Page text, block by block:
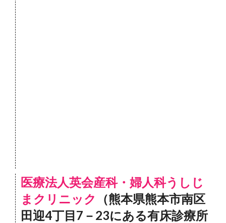
医療法人英会産科・婦人科うしじ
まクリニック
（熊本県熊本市南区
田迎4丁目7－23にある有床診療所